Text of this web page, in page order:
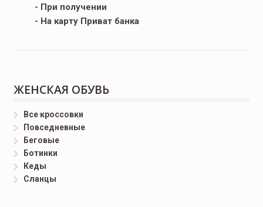
- При получении
- На карту Приват банка
ЖЕНСКАЯ ОБУВЬ
Все кроссовки
Повседневные
Беговые
Ботинки
Кеды
Сланцы